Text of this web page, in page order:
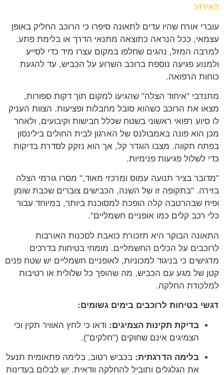
האירוע
עוברי אורח שהיו עדים לתאונה סיפרו כי הרוכב החליק באופן
עצמאי, ככל הנראה כתוצאה מתנאי הדרך או בלימת פתע.
למרבה המזל, נהגים שחלפו במקום עצרו מיד כדי לסייע
ולמנוע פגיעה נוספת ברוכב השרוע על הכביש, עד להגעת
כוחות הרפואה.
מתנדבי "איחוד הצלה" שהגיעו למקום תוך דקות ספורות,
מצאו את הרוכב כשהוא סובל מחבלות ופציעות. הצוות העניק
לו סיוע רפואי ראשוני בשטח שכלל חבישות וקיבועים, ולאחר
מכן הוא פונה באמבולנס של הארגון לבית החולים בילינסון
בפתח תקווה. מצבו הוגדר קל, אך הוא נזקק לסדרת בדיקות
כדי לשלול פגיעות פנימיות.
"מדובר בציר תנועה עמוס ומרכזי מאוד," מסרו גורמי הצלה
בזירה. "בתקופה זו של השנה, הכבישים צוברים שכבת שומן
ופיח שבהרטבה קלה הופכת למסוכנת ביותר, במיוחד עבור
כלי רכב קלים כמו אופניים חשמליים".
התאונה הבוקר היא תזכורת כואבת לסכנות האורבות
לרוכבים על הכלים החשמליים. מומחי בטיחות בדרכים
מדגישים כי בניגוד למכוניות, לאופניים חשמליים יש שטח פנים
קטן של מגע עם הכביש, מה שהופך כל שלולית או רטיבות
למלכודת החלקה.
דגשי בטיחות לרוכבים בימים גשומים:
בדיקת תקינות הצמיגים: ודאו כי לחץ האוויר תקין וכי
הצמיגים אינם שחוקים ("חלקים").
בלימה הדרגתית: בכביש רטוב, בלימה פתאומית תנעל
את הגלגלים ותוביל להחלקה וודאית. יש לבלום בעדינות